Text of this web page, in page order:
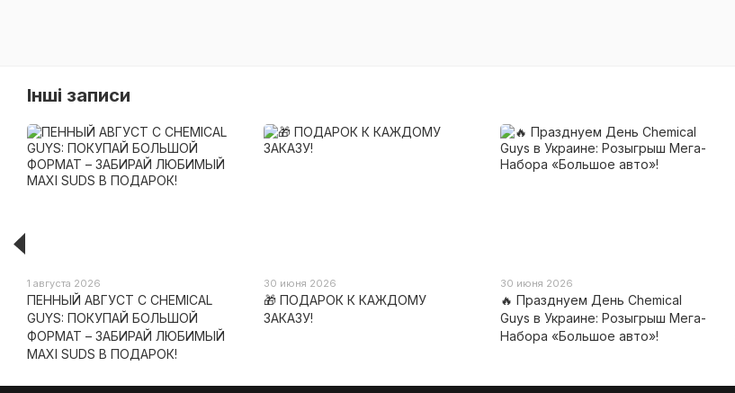
Інші записи
1 августа 2026
ПЕННЫЙ АВГУСТ С CHEMICAL
GUYS: ПОКУПАЙ БОЛЬШОЙ
ФОРМАТ – ЗАБИРАЙ ЛЮБИМЫЙ
MAXI SUDS В ПОДАРОК!
30 июня 2026
🎁 ПОДАРОК К КАЖДОМУ
ЗАКАЗУ!
30 июня 2026
🔥 Празднуем День Chemical
Guys в Украине: Розыгрыш Мега-
Набора «Большое авто»!